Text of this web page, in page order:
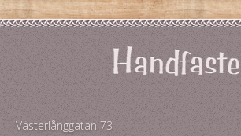
Västerlånggatan 73